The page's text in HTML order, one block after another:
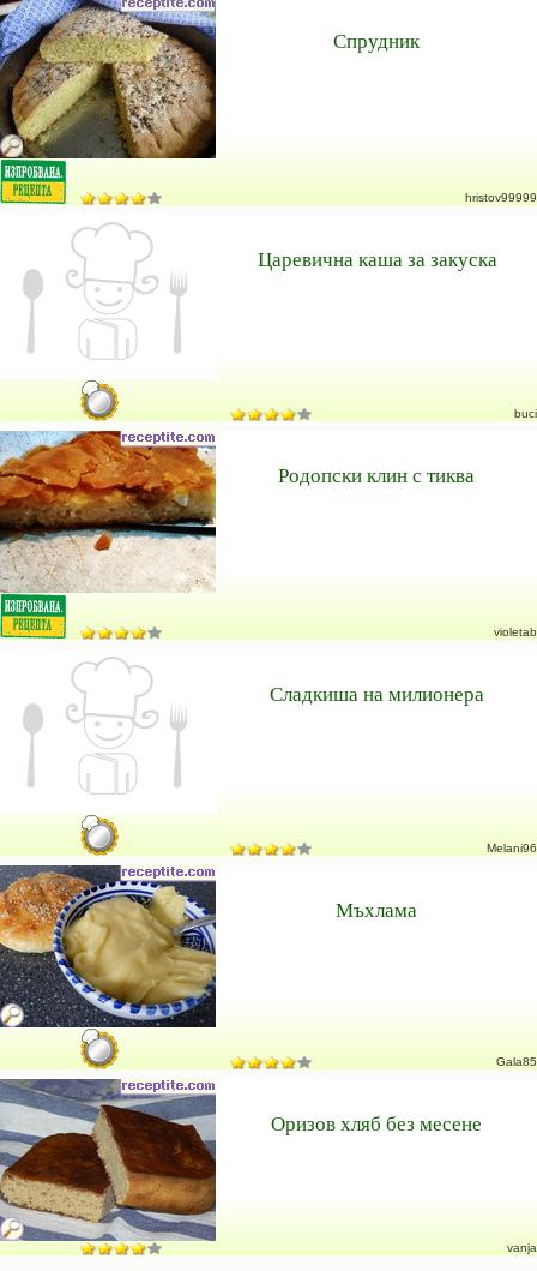
Спрудник
hristov99999
Царевична каша за закуска
buci
Родопски клин с тиква
violetab
Сладкиша на милионера
Melani96
Мъхлама
Gala85
Оризов хляб без месене
vanja